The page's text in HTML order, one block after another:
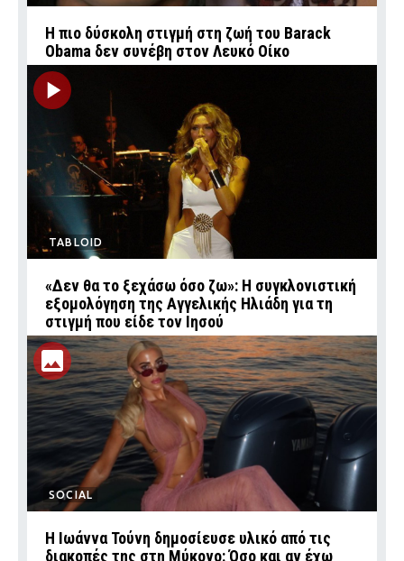
Η πιο δύσκολη στιγμή στη ζωή του Barack
Obama δεν συνέβη στον Λευκό Οίκο
TABLOID
«Δεν θα το ξεχάσω όσο ζω»: Η συγκλονιστική
εξομολόγηση της Αγγελικής Ηλιάδη για τη
στιγμή που είδε τον Ιησού
SOCIAL
Η Ιωάννα Τούνη δημοσίευσε υλικό από τις
διακοπές της στη Μύκονο: Όσο και αν έχω